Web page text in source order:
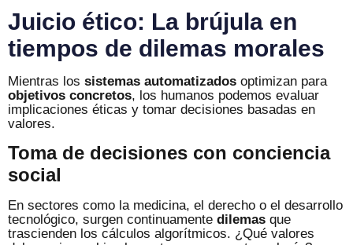
Juicio ético: La brújula en
tiempos de dilemas morales
Mientras los sistemas automatizados optimizan para
objetivos concretos, los humanos podemos evaluar
implicaciones éticas y tomar decisiones basadas en
valores.
Toma de decisiones con conciencia
social
En sectores como la medicina, el derecho o el desarrollo
tecnológico, surgen continuamente dilemas que
trascienden los cálculos algorítmicos. ¿Qué valores